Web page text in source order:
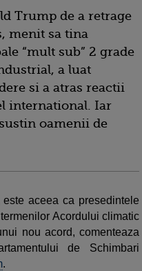
Trump de a retrage
menit sa tina
“mult sub” 2 grade
a luat
si a atras reactii
international. Iar
oamenii de
aceea ca presedintele
Acordului climatic
nou acord, comenteaza
de Schimbari
.